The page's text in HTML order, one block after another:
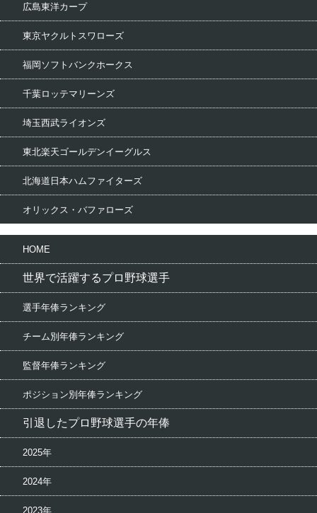
広島東洋カープ
東京ヤクルトスワローズ
福岡ソフトバンクホークス
千葉ロッテマリーンズ
埼玉西武ライオンズ
東北楽天ゴールデンイーグルス
北海道日本ハムファイターズ
オリックス・バファローズ
HOME
世界で活躍するプロ野球選手
選手年俸ランキング
チーム別年俸ランキング
監督年俸ランキング
ポジション別年俸ランキング
引退したプロ野球選手の年俸
2025年
2024年
2023年